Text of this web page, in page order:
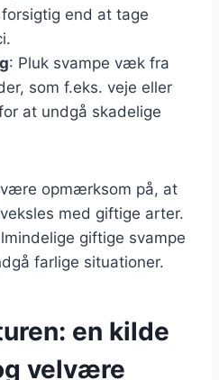
end at tage
: Pluk svampe væk fra
som f.eks. veje eller
at undgå skadelige
opmærksom på, at
med giftige arter.
giftige svampe
farlige situationer.
en kilde
velvære